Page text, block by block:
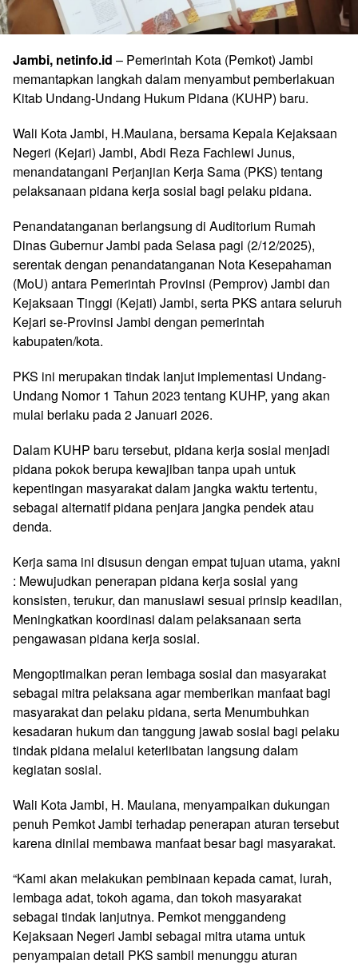
Jambi, netinfo.id – Pemerintah Kota (Pemkot) Jambi
memantapkan langkah dalam menyambut pemberlakuan
Kitab Undang-Undang Hukum Pidana (KUHP) baru.
Wali Kota Jambi, H.Maulana, bersama Kepala Kejaksaan
Negeri (Kejari) Jambi, Abdi Reza Fachlewi Junus,
menandatangani Perjanjian Kerja Sama (PKS) tentang
pelaksanaan pidana kerja sosial bagi pelaku pidana.
Penandatanganan berlangsung di Auditorium Rumah
Dinas Gubernur Jambi pada Selasa pagi (2/12/2025),
serentak dengan penandatanganan Nota Kesepahaman
(MoU) antara Pemerintah Provinsi (Pemprov) Jambi dan
Kejaksaan Tinggi (Kejati) Jambi, serta PKS antara seluruh
Kejari se-Provinsi Jambi dengan pemerintah
kabupaten/kota.
PKS ini merupakan tindak lanjut implementasi Undang-
Undang Nomor 1 Tahun 2023 tentang KUHP, yang akan
mulai berlaku pada 2 Januari 2026.
Dalam KUHP baru tersebut, pidana kerja sosial menjadi
pidana pokok berupa kewajiban tanpa upah untuk
kepentingan masyarakat dalam jangka waktu tertentu,
sebagai alternatif pidana penjara jangka pendek atau
denda.
Kerja sama ini disusun dengan empat tujuan utama, yakni
: Mewujudkan penerapan pidana kerja sosial yang
konsisten, terukur, dan manusiawi sesuai prinsip keadilan,
Meningkatkan koordinasi dalam pelaksanaan serta
pengawasan pidana kerja sosial.
Mengoptimalkan peran lembaga sosial dan masyarakat
sebagai mitra pelaksana agar memberikan manfaat bagi
masyarakat dan pelaku pidana, serta Menumbuhkan
kesadaran hukum dan tanggung jawab sosial bagi pelaku
tindak pidana melalui keterlibatan langsung dalam
kegiatan sosial.
Wali Kota Jambi, H. Maulana, menyampaikan dukungan
penuh Pemkot Jambi terhadap penerapan aturan tersebut
karena dinilai membawa manfaat besar bagi masyarakat.
“Kami akan melakukan pembinaan kepada camat, lurah,
lembaga adat, tokoh agama, dan tokoh masyarakat
sebagai tindak lanjutnya. Pemkot menggandeng
Kejaksaan Negeri Jambi sebagai mitra utama untuk
penyampaian detail PKS sambil menunggu aturan